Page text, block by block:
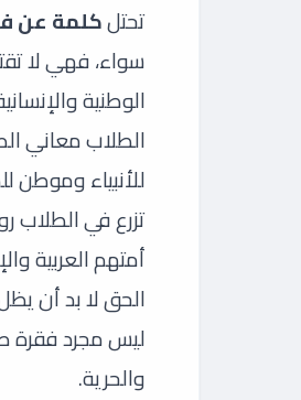
تحتلكلمة عن
سواء، فهي لا
الوطنية
الطلاب معاني
للأنبياء
تزرع في الطلاب
أمتهم العربية
الحق لا بد أن
ليس مجرد فقرة
والحرية.